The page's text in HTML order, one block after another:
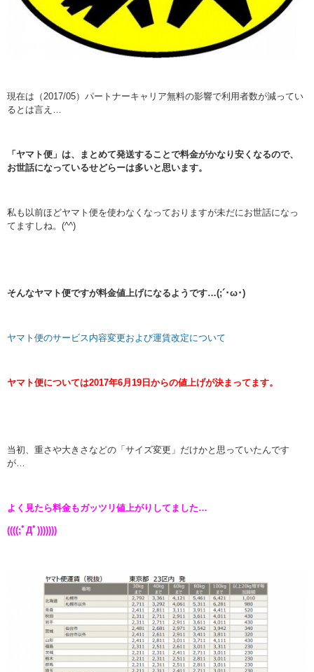
現在は（2017/05）パートナーキャリア無料の影響で利用者数が減ってい
るとは言え…
「ヤマト便」は、まとめて発送することで料金がかなり安くなるので、
お世話になっているせどらーは多いと思います。
私も以前ほどヤマト便を使わなくなっておりますが未だにお世話になっ
てますしね。(^^)
そんなヤマト便ですが料金値上げになるようです…(;´･ω･)
ヤマト便のサービス内容変更および運賃改定について
ヤマト便については2017年6月19日からの値上げが決まってます。
当初、重さや大きさなどの「サイズ変更」だけかと思っていたんです
が…
よく見たら料金もガッツリ値上がりしてました…
((((;ﾟДﾟ)))))))